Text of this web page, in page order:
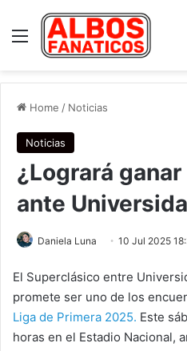
Menu
Home / Noticias
Noticias
¿Logrará
ante
Daniela Luna 10 Jul 2025
El Superclásico entre
promete ser uno de los
Liga de Primera 2025. Este
horas en el Estadio Nacional,